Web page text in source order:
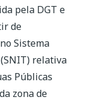
pela DGT e
de
Sistema
relativa
Públicas
zona de